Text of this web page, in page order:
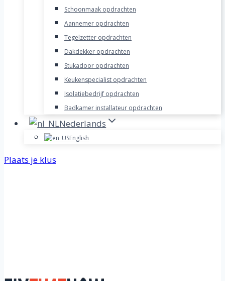
Schoonmaak opdrachten
Aannemer opdrachten
Tegelzetter opdrachten
Dakdekker opdrachten
Stukadoor opdrachten
Keukenspecialist opdrachten
Isolatiebedrijf opdrachten
Badkamer installateur opdrachten
Nederlands
English
Plaats je klus